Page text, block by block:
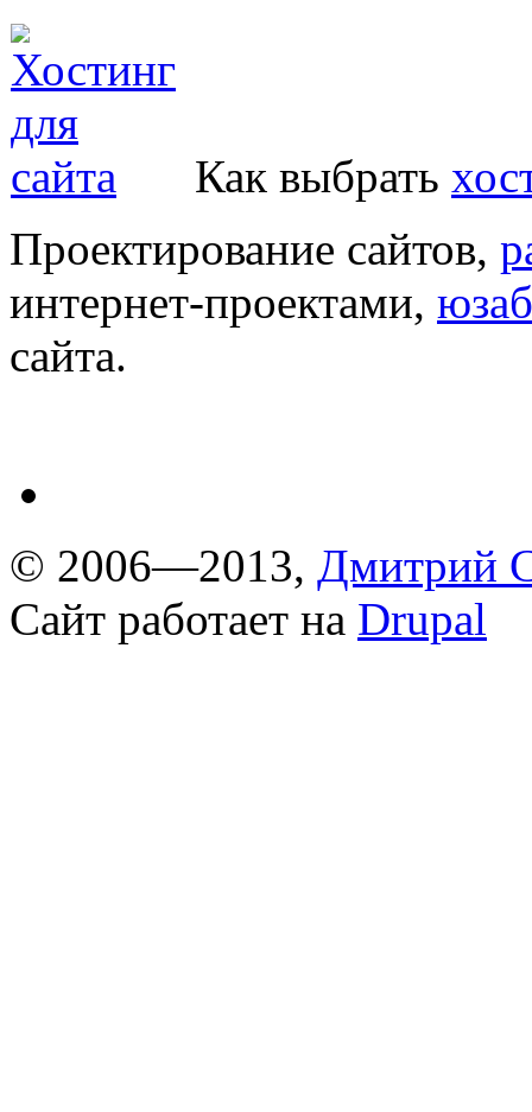
Как выбрать
Проектирование сайтов,
интернет-проектами,
сайта.
© 2006—2013, Дмитрий
Сайт работает на Drupal